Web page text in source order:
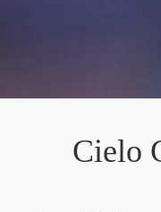
Cielo